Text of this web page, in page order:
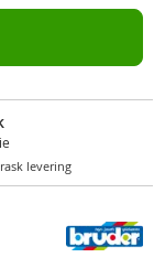
levering